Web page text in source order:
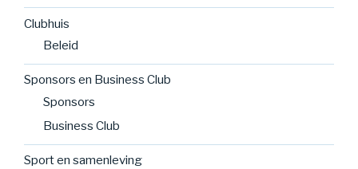
Clubhuis
Beleid
Sponsors en Business Club
Sponsors
Business Club
Sport en samenleving